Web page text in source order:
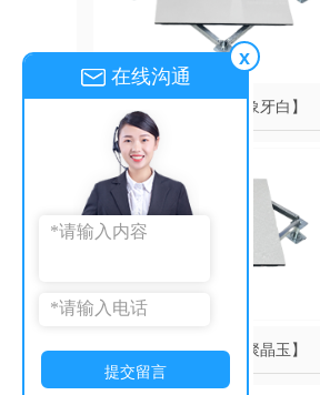
陶瓷防静电地板【象牙白】
陶瓷防静电地板【聚晶玉】
x
在线沟通
提交留言